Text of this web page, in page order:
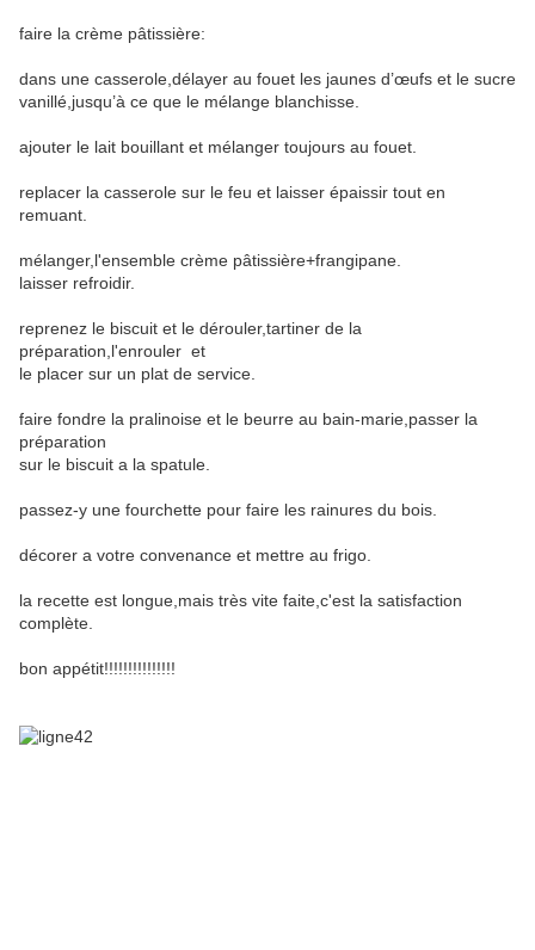
faire la crème pâtissière:
dans une casserole,délayer au fouet les jaunes d’œufs et le sucre
vanillé,jusqu’à ce que le mélange blanchisse.
ajouter le lait bouillant et mélanger toujours au fouet.
replacer la casserole sur le feu et laisser épaissir tout en
remuant.
mélanger,l'ensemble crème pâtissière+frangipane.
laisser refroidir.
reprenez le biscuit et le dérouler,tartiner de la
préparation,l'enrouler et
le placer sur un plat de service.
faire fondre la pralinoise et le beurre au bain-marie,passer la
préparation
sur le biscuit a la spatule.
passez-y une fourchette pour faire les rainures du bois.
décorer a votre convenance et mettre au frigo.
la recette est longue,mais très vite faite,c'est la satisfaction
complète.
bon appétit!!!!!!!!!!!!!!!